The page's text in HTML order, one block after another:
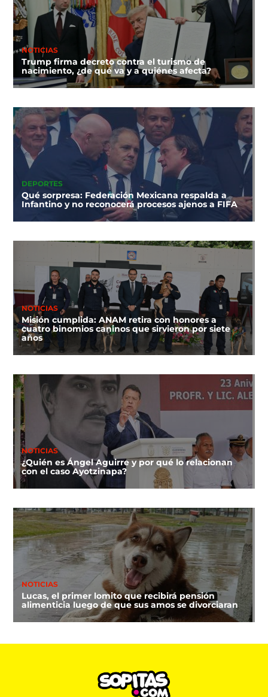
NOTICIAS
Trump firma decreto contra el turismo de
nacimiento, ¿de qué va y a quiénes afecta?
DEPORTES
Qué sorpresa: Federación Mexicana respalda a
Infantino y no reconocerá procesos ajenos a FIFA
NOTICIAS
Misión cumplida: ANAM retira con honores a
cuatro binomios caninos que sirvieron por siete
años
NOTICIAS
¿Quién es Ángel Aguirre y por qué lo relacionan
con el caso Ayotzinapa?
NOTICIAS
Lucas, el primer lomito que recibirá pensión
alimenticia luego de que sus amos se divorciaran